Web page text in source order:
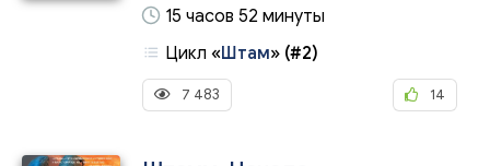
15 часов 52 минуты
Цикл «Штам» (#2)
7 483 14